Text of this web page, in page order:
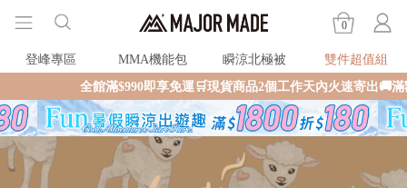
0
登峰專區 MMA機能包 瞬涼北極被
雙件超值組
全館滿$990即享免運🛒現貨商品2個工作天內火速寄出🚚滿額再送限量